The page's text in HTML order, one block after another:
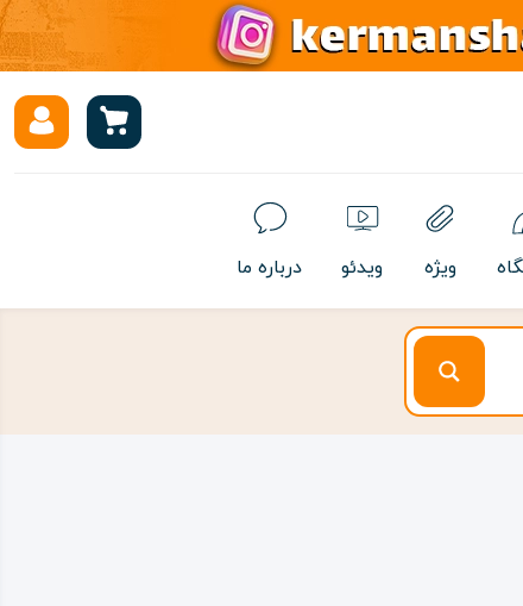
ویژه ویدئو درباره ما